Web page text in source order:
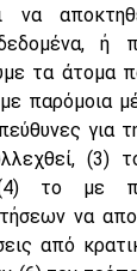
να
ή
τα άτομα
παρόμοια
για
(3)
(4) το με
να
από